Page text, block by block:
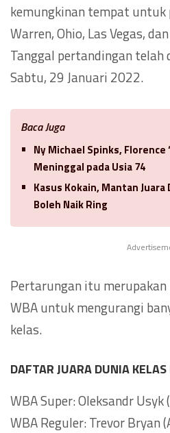
kemungkinan tempat
Warren, Ohio, Las Vegas,
Tanggal pertandingan
Sabtu, 29 Januari 2022.
Baca Juga
Ny Michael Spinks, Florence
Meninggal pada Usia 74
Kasus Kokain, Mantan
Boleh Naik Ring
Pertarungan itu merupakan
WBA untuk mengurangi
kelas.
DAFTAR JUARA DUNIA KELAS
WBA Super: Oleksandr Usyk
WBA Reguler: Trevor Bryan